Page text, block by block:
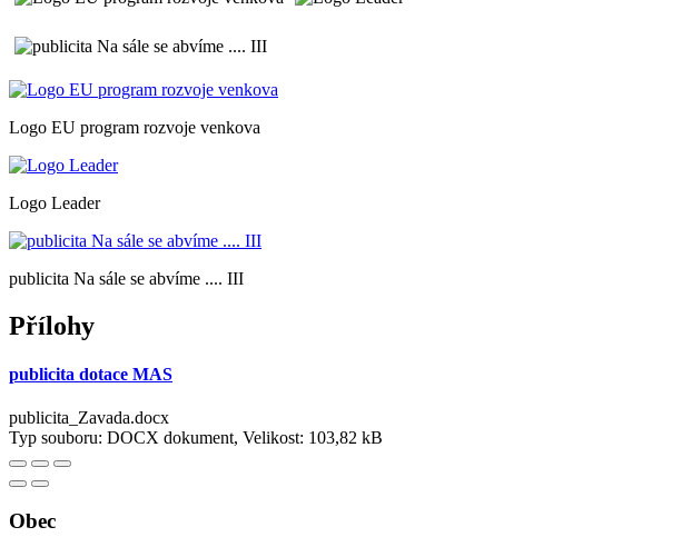
Logo EU program rozvoje venkova
Logo Leader
publicita Na sále se abvíme .... III
Přílohy
publicita dotace MAS
publicita_Zavada.docx
Typ souboru: DOCX dokument, Velikost: 103,82 kB
Obec